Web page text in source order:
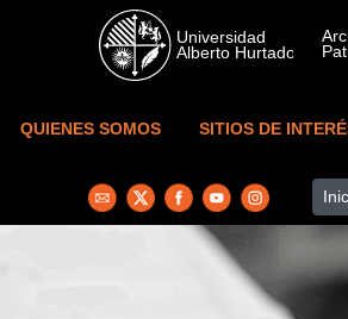
Skip to main content
QUIENES SOMOS SITIOS DE